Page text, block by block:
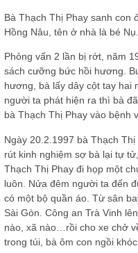
Bà Thạch Thị Phay sanh con
Hồng Nâu, tên ở nhà là bé Nụ.
Phỏng vấn 2 lần bị rớt, năm
sách cưỡng bức hồi hương.
hương, bà lấy dây cột tay hai
người ta phát hiện ra thì bà
bà Thạch Thị Phay vào bệnh
Ngày 20.2.1997 bà Thạch
rút kinh nghiệm sợ bà lại tự
Thạch Thị Phay đi họp một
luôn. Nửa đêm người ta đến
có một bộ quần áo. Từ sân
Sài Gòn. Công an Trà Vinh
nào, xã nào…rồi cho xe chở
trong túi, bà ôm con ngồi